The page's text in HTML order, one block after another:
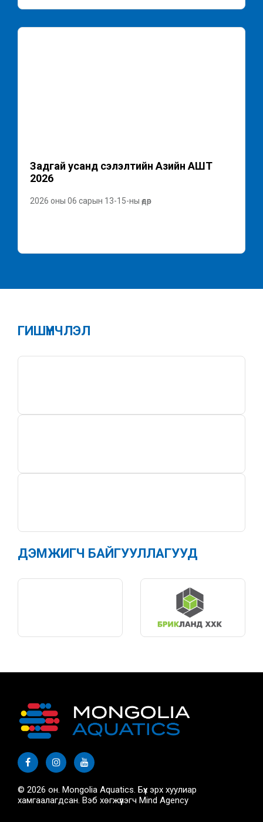
Задгай усанд сэлэлтийн Азийн АШТ
2026
2026 оны 06 сарын 13-15-ны өдөр
ГИШҮҮНЧЛЭЛ
ДЭМЖИГЧ БАЙГУУЛЛАГУУД
© 2026 он. Mongolia Aquatics. Бүх эрх хуулиар
хамгаалагдсан. Вэб хөгжүүлэгч Mind Agency